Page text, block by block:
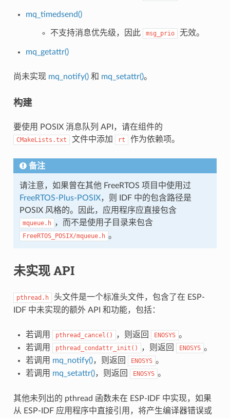
mq_timedsend()
不支持消息优先级，因此 msg_prio 无效。
mq_getattr()
尚未实现 mq_notify()和 mq_setattr()。
构建
要使用 POSIX 消息队列 API，请在组件的
CMakeLists.txt 文件中添加 rt 作为依赖项。
备注
请注意，如果曾在其他 FreeRTOS 项目中使用过
FreeRTOS-Plus-POSIX，则 IDF 中的包含路径是
POSIX 风格的。因此，应用程序应直接包含
mqueue.h ，而不是使用子目录来包含
FreeRTOS_POSIX/mqueue.h 。
未实现 API
pthread.h
头文件是一个标准头文件，包含了在 ESP-
IDF 中未实现的额外 API 和功能，包括：
若调用 pthread_cancel() ，则返回 ENOSYS 。
若调用
pthread_condattr_init() ，则返回 ENOSYS 。
若调用 mq_notify()，则返回 ENOSYS 。
若调用 mq_setattr()，则返回 ENOSYS 。
其他未列出的 pthread 函数未在 ESP-IDF 中实现，如果
从 ESP-IDF 应用程序中直接引用，将产生编译器错误或